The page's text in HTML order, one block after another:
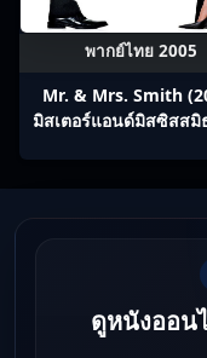
พากย์ไทย 2005
Mr. & Mrs. Smith
มิสเตอร์แอนด์มิสซิสสมิ
ดูหนังออน